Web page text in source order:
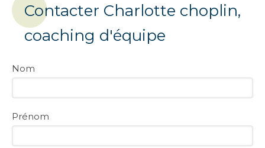
Contacter Charlotte choplin,
coaching d'équipe
Nom
Prénom